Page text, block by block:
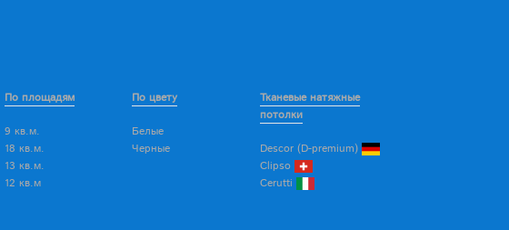
По площадям
9 кв.м.
18 кв.м.
13 кв.м.
12 кв.м
По цвету
Белые
Черные
Тканевые натяжные
потолки
Descor (D-premium)
Clipso
Cerutti